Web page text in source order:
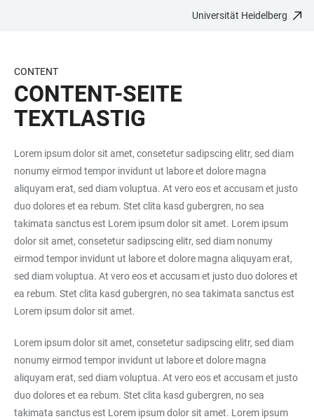
BARRIEREFREIHEIT
Universität Heidelberg
CONTENT
CONTENT-SEITE
TEXTLASTIG
Lorem ipsum dolor sit amet, consetetur sadipscing elitr, sed diam
nonumy eirmod tempor invidunt ut labore et dolore magna
aliquyam erat, sed diam voluptua. At vero eos et accusam et justo
duo dolores et ea rebum. Stet clita kasd gubergren, no sea
takimata sanctus est Lorem ipsum dolor sit amet. Lorem ipsum
dolor sit amet, consetetur sadipscing elitr, sed diam nonumy
eirmod tempor invidunt ut labore et dolore magna aliquyam erat,
sed diam voluptua. At vero eos et accusam et justo duo dolores et
ea rebum. Stet clita kasd gubergren, no sea takimata sanctus est
Lorem ipsum dolor sit amet.
Lorem ipsum dolor sit amet, consetetur sadipscing elitr, sed diam
nonumy eirmod tempor invidunt ut labore et dolore magna
aliquyam erat, sed diam voluptua. At vero eos et accusam et justo
duo dolores et ea rebum. Stet clita kasd gubergren, no sea
takimata sanctus est Lorem ipsum dolor sit amet. Lorem ipsum